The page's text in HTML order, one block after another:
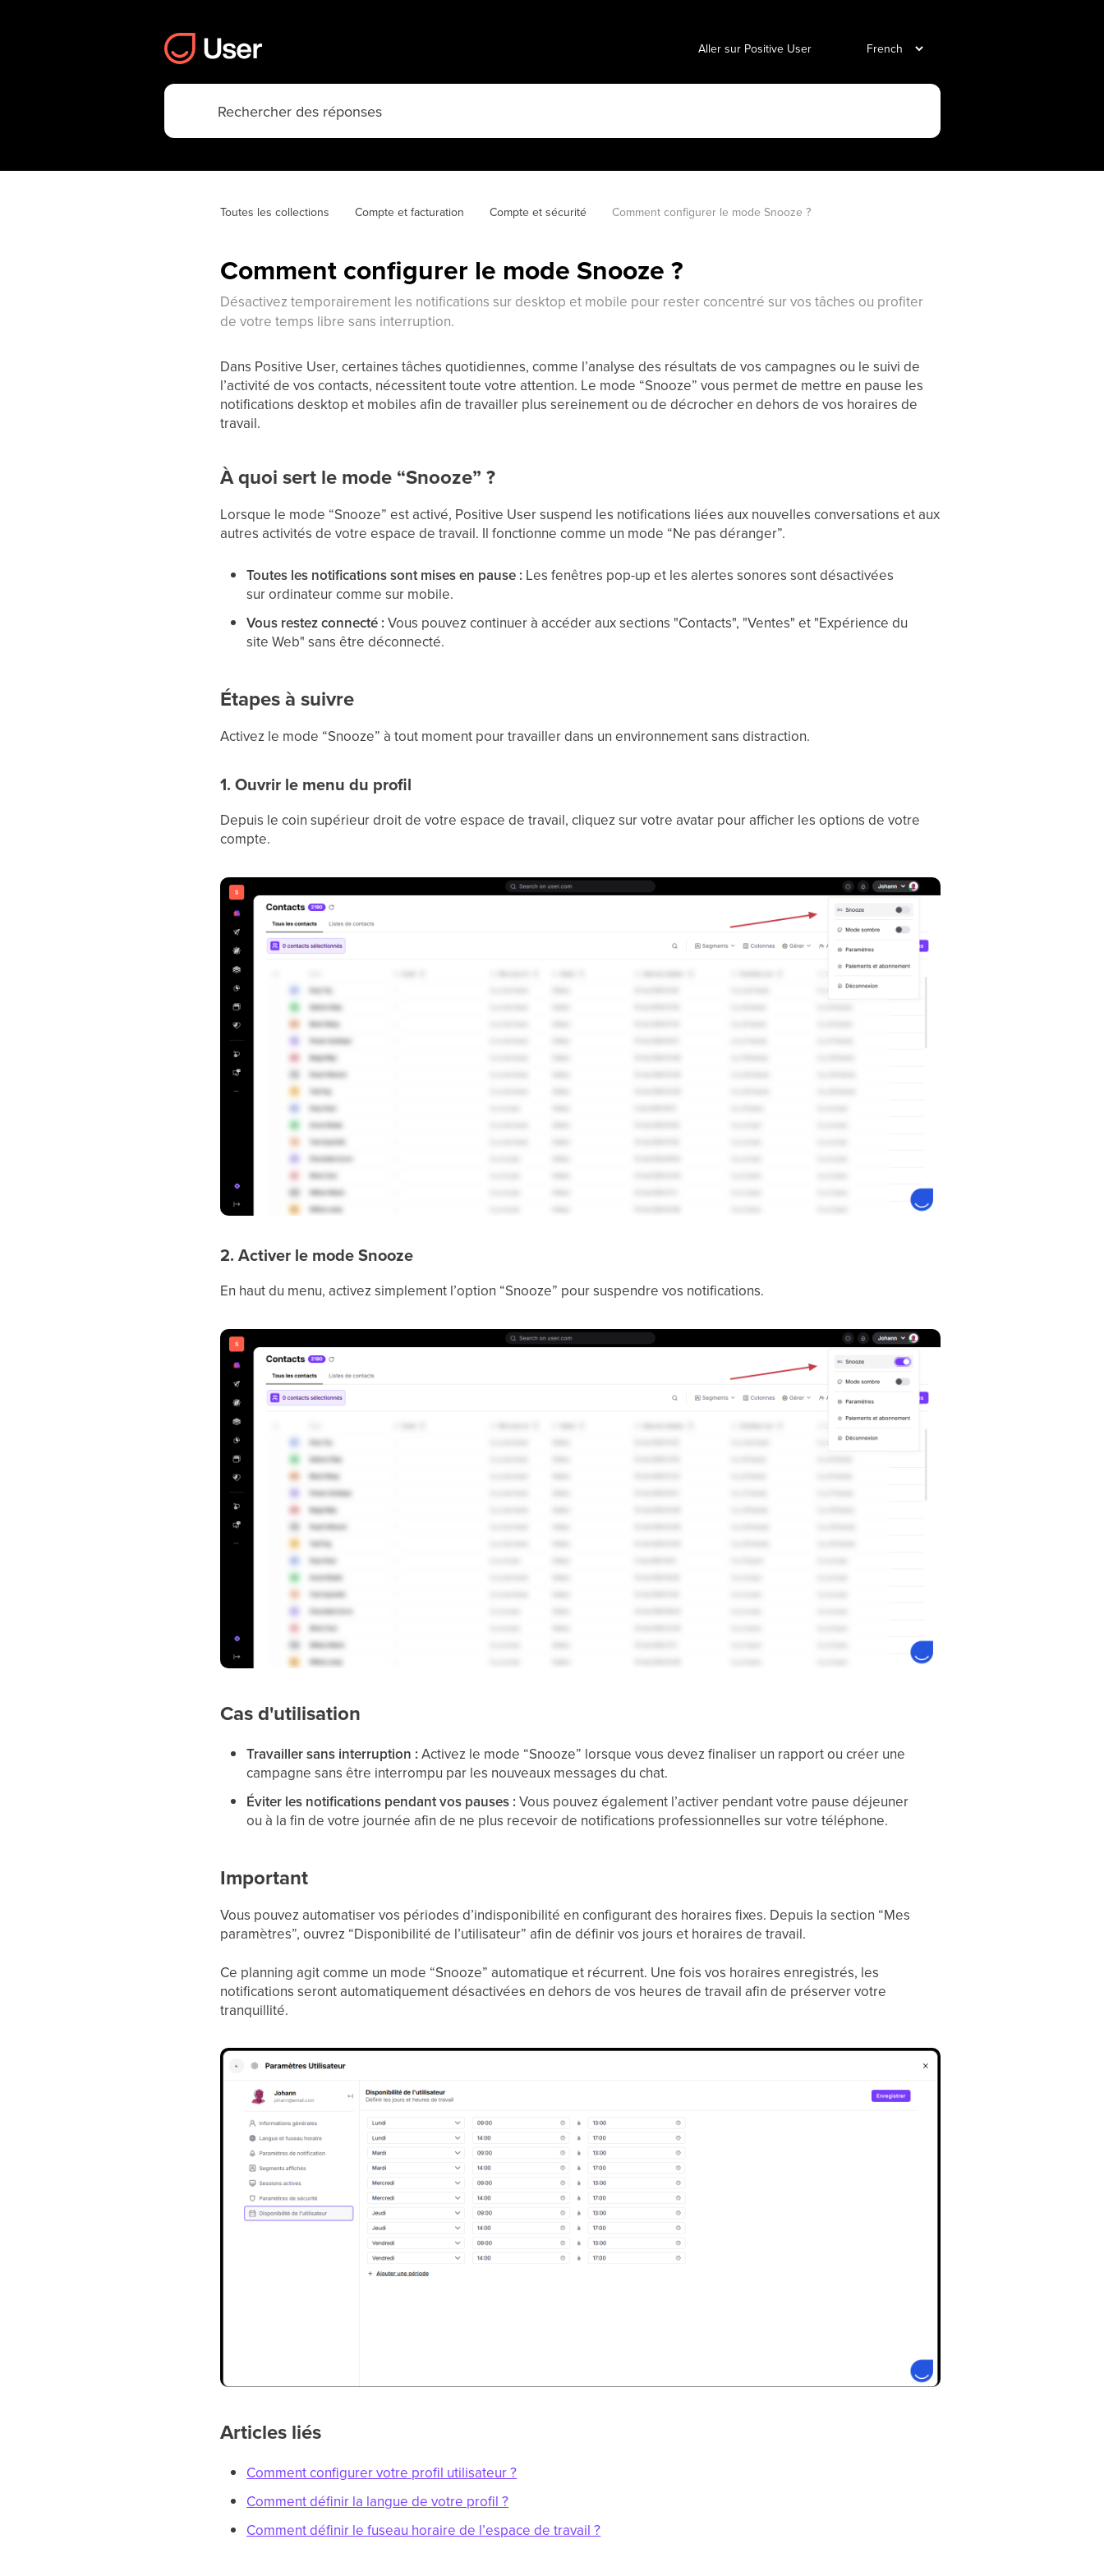
Aller sur Positive User
Toutes les collections Compte et facturation Compte et sécurité Comment configurer le mode Snooze ?
Comment configurer le mode Snooze ?
Désactivez temporairement les notifications sur desktop et mobile pour rester concentré sur vos tâches ou profiter
de votre temps libre sans interruption.
Dans Positive User, certaines tâches quotidiennes, comme l’analyse des résultats de vos campagnes ou le suivi de
l’activité de vos contacts, nécessitent toute votre attention. Le mode “Snooze” vous permet de mettre en pause les
notifications desktop et mobiles afin de travailler plus sereinement ou de décrocher en dehors de vos horaires de
travail.
À quoi sert le mode “Snooze” ?
Lorsque le mode “Snooze” est activé, Positive User suspend les notifications liées aux nouvelles conversations et aux
autres activités de votre espace de travail. Il fonctionne comme un mode “Ne pas déranger”.
Toutes les notifications sont mises en pause : Les fenêtres pop-up et les alertes sonores sont désactivées
sur ordinateur comme sur mobile.
Vous restez connecté : Vous pouvez continuer à accéder aux sections "Contacts", "Ventes" et "Expérience du
site Web" sans être déconnecté.
Étapes à suivre
Activez le mode “Snooze” à tout moment pour travailler dans un environnement sans distraction.
1. Ouvrir le menu du profil
Depuis le coin supérieur droit de votre espace de travail, cliquez sur votre avatar pour afficher les options de votre
compte.
2. Activer le mode Snooze
En haut du menu, activez simplement l’option “Snooze” pour suspendre vos notifications.
Cas d'utilisation
Travailler sans interruption : Activez le mode “Snooze” lorsque vous devez finaliser un rapport ou créer une
campagne sans être interrompu par les nouveaux messages du chat.
Éviter les notifications pendant vos pauses : Vous pouvez également l’activer pendant votre pause déjeuner
ou à la fin de votre journée afin de ne plus recevoir de notifications professionnelles sur votre téléphone.
Important
Vous pouvez automatiser vos périodes d’indisponibilité en configurant des horaires fixes. Depuis la section “Mes
paramètres”, ouvrez “Disponibilité de l’utilisateur” afin de définir vos jours et horaires de travail.
Ce planning agit comme un mode “Snooze” automatique et récurrent. Une fois vos horaires enregistrés, les
notifications seront automatiquement désactivées en dehors de vos heures de travail afin de préserver votre
tranquillité.
Articles liés
Comment configurer votre profil utilisateur ?
Comment définir la langue de votre profil ?
Comment définir le fuseau horaire de l’espace de travail ?